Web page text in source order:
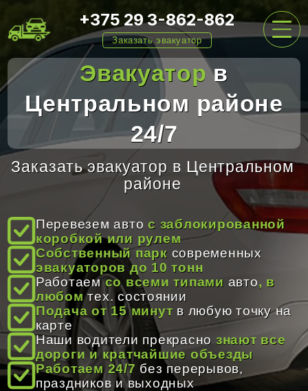
+375 29 3-862-862
Заказать эвакуатор
ГЛАВНАЯ
УСЛУГИ
О НАС
ОТЗЫВЫ
КОНТАКТЫ
Эвакуаторв
Центральном районе
24/7
Заказать эвакуатор в Центральном
районе
Перевезем автос заблокированной
коробкой или рулем
Собственный парк современных
эвакуаторов до 10 тонн
Работаемсо всеми типами авто, в
любомтех. состоянии
Подача от 15 минут в любую точку на
карте
Наши водители прекрасно знают все
дороги и кратчайшие объезды
Работаем 24/7 без перерывов,
праздников и выходных